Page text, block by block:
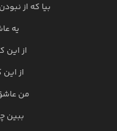
بیا که از
یه
از
از
من
ببین